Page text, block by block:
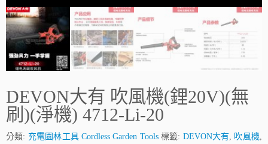
DEVON大有 吹風機(鋰20V)(無
刷)(淨機) 4712-Li-20
分類: 充電園林工具 Cordless Garden Tools 標籤: DEVON大有 吹風機